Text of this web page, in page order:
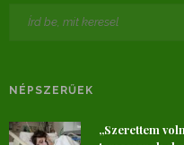
NÉPSZERŰEK
„Szerettem